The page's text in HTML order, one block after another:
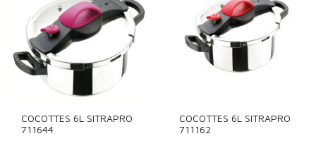
COCOTTES 6L SITRAPRO
711644
COCOTTES 6L SITRAPRO
711162